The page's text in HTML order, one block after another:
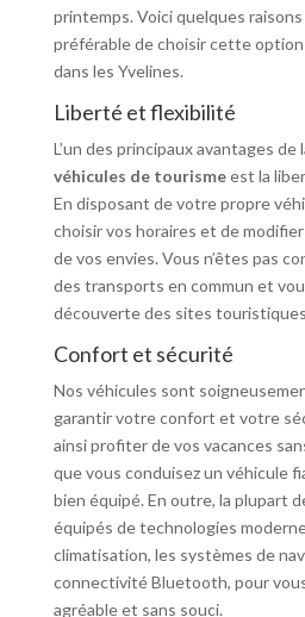
printemps. Voici quelques
préférable de choisir cette option
dans les Yvelines.
Liberté et flexibilité
L’un des principaux avantages de
véhicules de tourismeest la
En disposant de votre propre
choisir vos horaires et de
de vos envies. Vous n’êtes pas
des transports en commun et
découverte des sites
Confort et sécurité
Nos véhicules sont
garantir votre confort et votre
ainsi profiter de vos vacances
que vous conduisez un véhicule
bien équipé. En outre, la plupart
équipés de technologies
climatisation, les systèmes de
connectivité Bluetooth, pour
agréable et sans souci.